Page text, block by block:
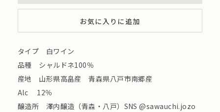
お気に入りに追加
タイプ 白ワイン
品種 シャルドネ100％
産地 山形県高畠産 青森県八戸市南郷産
Alc 12％
醸造所 澤内醸造（青森・八戸）SNS @sawauchi.jozo